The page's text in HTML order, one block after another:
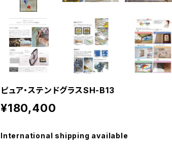
ピュア・ステンドグラスSH-B13
¥180,400
International shipping available